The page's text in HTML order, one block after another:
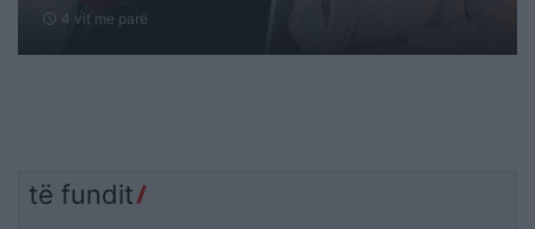
schedule 4 vit me parë
të fundit